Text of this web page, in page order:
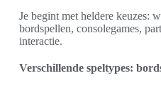
Je begint met heldere keuzes:
bordspellen, consolegames,
interactie.
Verschillende speltypes: